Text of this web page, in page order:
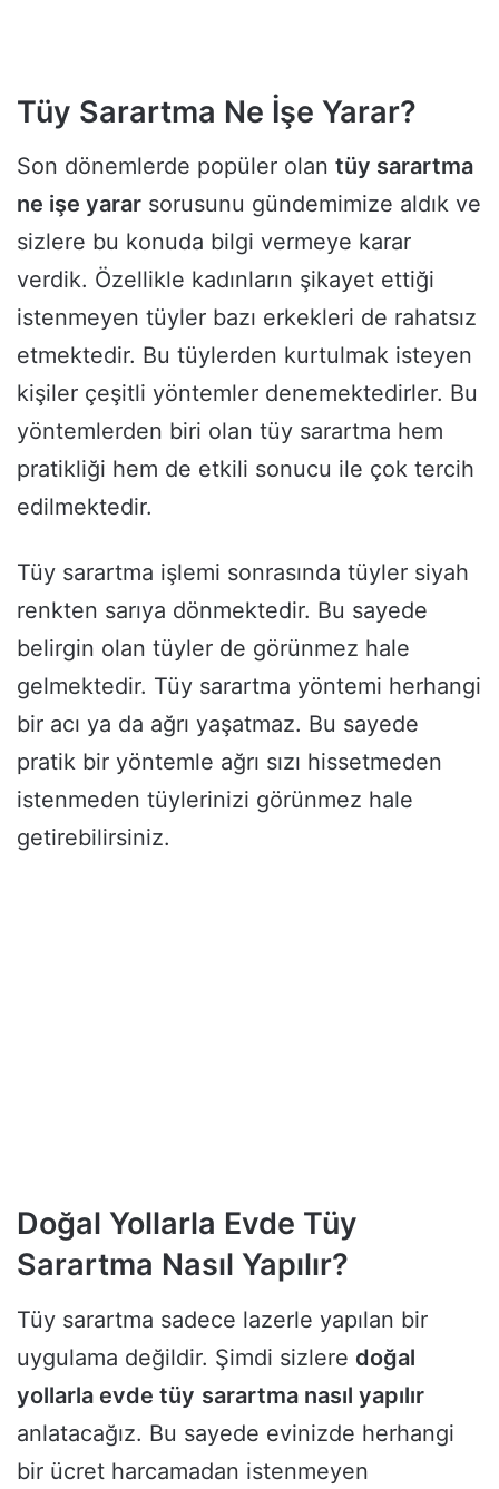
Tüy Sarartma Ne İşe Yarar?
Son dönemlerde popüler olan tüy sarartma
ne işe yarar sorusunu gündemimize aldık ve
sizlere bu konuda bilgi vermeye karar
verdik. Özellikle kadınların şikayet ettiği
istenmeyen tüyler bazı erkekleri de rahatsız
etmektedir. Bu tüylerden kurtulmak isteyen
kişiler çeşitli yöntemler denemektedirler. Bu
yöntemlerden biri olan tüy sarartma hem
pratikliği hem de etkili sonucu ile çok tercih
edilmektedir.
Tüy sarartma işlemi sonrasında tüyler siyah
renkten sarıya dönmektedir. Bu sayede
belirgin olan tüyler de görünmez hale
gelmektedir. Tüy sarartma yöntemi herhangi
bir acı ya da ağrı yaşatmaz. Bu sayede
pratik bir yöntemle ağrı sızı hissetmeden
istenmeden tüylerinizi görünmez hale
getirebilirsiniz.
Doğal Yollarla Evde Tüy
Sarartma Nasıl Yapılır?
Tüy sarartma sadece lazerle yapılan bir
uygulama değildir. Şimdi sizlere doğal
yollarla evde tüy sarartma nasıl yapılır
anlatacağız. Bu sayede evinizde herhangi
bir ücret harcamadan istenmeyen